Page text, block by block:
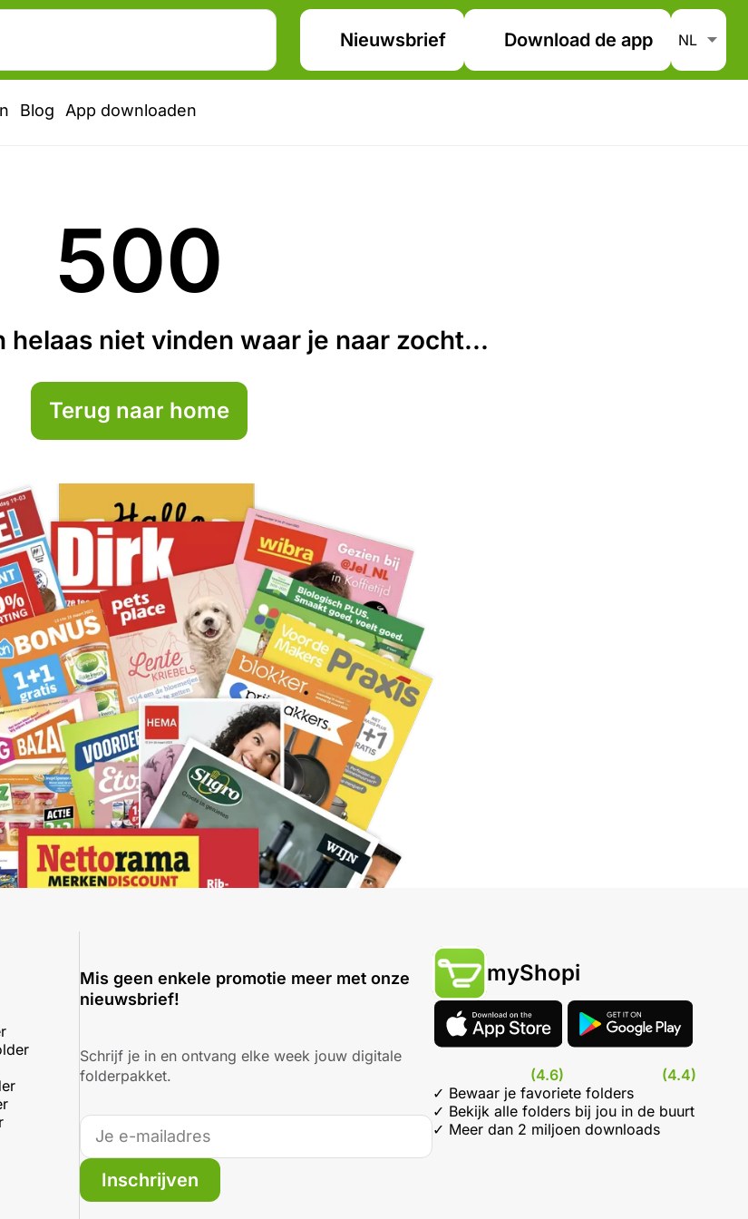
Nieuwsbrief Download de app
Blog App downloaden
500
helaas niet vinden waar je naar zocht...
Terug naar home
Mis geen enkele promotie meer met onze
nieuwsbrief!
Schrijf je in en ontvang elke week jouw digitale
folderpakket.
Inschrijven
myShopi
(4.6)
(4.4)
✓ Bewaar je favoriete folders
✓ Bekijk alle folders bij jou in de buurt
✓ Meer dan 2 miljoen downloads